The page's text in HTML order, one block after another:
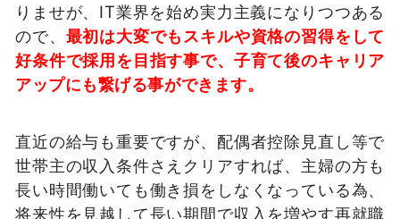
りませが、IT業界を始め実力主義になりつつある
ので、 最初は大変でもスキルや資格の習得をして
好条件で採用を目指す事で、子育て後のキャリア
アップにも繋げる事ができます。
直近の給与も重要ですが、配偶者控除見直し等で
世帯主の収入条件さえクリアすれば、主婦の方も
長い時間働いても働き損をしなくなっている為、
将来性を見越して長い期間で収入を増やす再就職